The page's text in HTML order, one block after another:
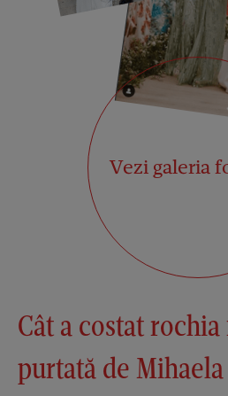
Vezi galeria
Cât a costat
purtată de